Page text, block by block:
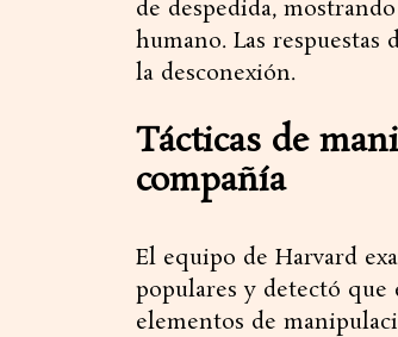
de despedida,
humano. Las
la desconexión.
Tácticas de
compañía
El equipo de Harvard
populares y detectó que
elementos de